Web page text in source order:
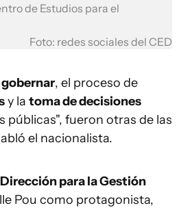
de Estudios para el
Foto: redes sociales del CED
, el proceso de
y la toma de decisiones
públicas", fueron otras de las
el nacionalista.
para la Gestión
Pou como protagonista,